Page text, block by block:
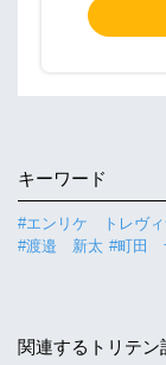
キーワード
#エンリケ トレヴィ
#渡邉 新太 #町田
関連するトリテン